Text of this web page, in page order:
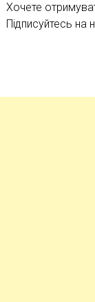
Хочете
Підписуйтесь на